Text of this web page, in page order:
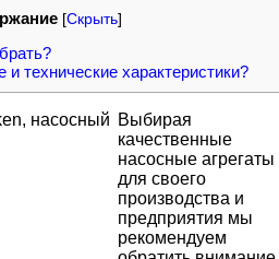
[Скрыть]
и технические характеристики?
Выбирая
качественные
насосные агрегаты
для своего
производства и
предприятия мы
рекомендуем